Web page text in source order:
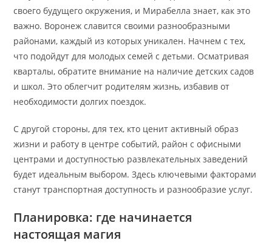
своего будущего окружения, и Мирабелла знает, как это
важно. Воронеж славится своими разнообразными
районами, каждый из которых уникален. Начнем с тех,
что подойдут для молодых семей с детьми. Осматривая
кварталы, обратите внимание на наличие детских садов
и школ. Это облегчит родителям жизнь, избавив от
необходимости долгих поездок.
С другой стороны, для тех, кто ценит активный образ
жизни и работу в центре событий, район с офисными
центрами и доступностью развлекательных заведений
будет идеальным выбором. Здесь ключевыми факторами
станут транспортная доступность и разнообразие услуг.
Планировка: где начинается
настоящая магия